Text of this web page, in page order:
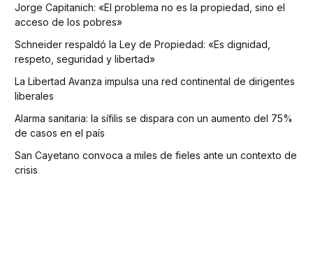
Jorge Capitanich: «El problema no es la propiedad, sino el
acceso de los pobres»
Schneider respaldó la Ley de Propiedad: «Es dignidad,
respeto, seguridad y libertad»
La Libertad Avanza impulsa una red continental de dirigentes
liberales
Alarma sanitaria: la sífilis se dispara con un aumento del 75%
de casos en el país
San Cayetano convoca a miles de fieles ante un contexto de
crisis